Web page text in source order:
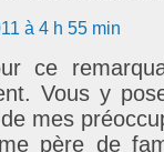
à 4 h 55 min
ce
Vous y
mes
père de